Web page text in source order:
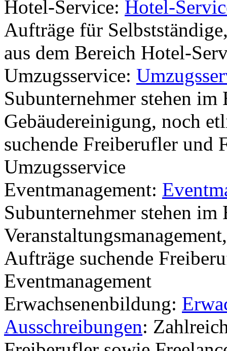
Hotel-Service: Hotel-
Aufträge für
aus dem Bereich Hotel-
Umzugsservice:
Subunternehmer stehen im
Gebäudereinigung, noch
suchende Freiberufler und
Umzugsservice
Eventmanagement:
Subunternehmer stehen im
Aufträge suchende
Eventmanagement
Erwachsenenbildung:
Ausschreibungen: